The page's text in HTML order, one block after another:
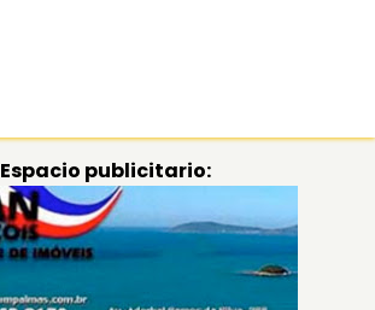
Espacio publicitario: